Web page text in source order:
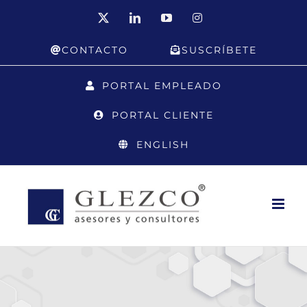
LinkedInYouTubeInstagram
CONTACTO SUSCRÍBETE
PORTAL EMPLEADO
PORTAL CLIENTE
ENGLISH